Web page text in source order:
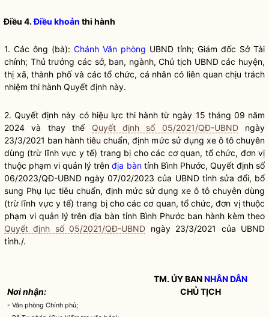
Điều 4.Điều khoản thi hành
1. Các ông (bà): Chánh Văn phòng UBND tỉnh; Giám đốc Sở Tài
chính; Thủ trưởng các sở, ban, ngành, Chủ tịch UBND các huyện,
thị xã, thành phố và các tổ chức, cá nhân có liên quan chịu trách
nhiệm thi hành Quyết định này.
2. Quyết định này có hiệu lực thi hành từ ngày 15 tháng 09 năm
2024 và thay thế Quyết định số 05/2021/QĐ-UBNDngày
23/3/2021 ban hành tiêu chuẩn, định mức sử dụng xe ô tô chuyên
dùng (trừ lĩnh vực y tế) trang bị cho các cơ quan, tổ chức, đơn vị
thuộc phạm vi quản lý trênđịa bàntỉnh Bình Phước, Quyết định số
06/2023/QĐ-UBND ngày 07/02/2023 của UBND tỉnh sửa đổi, bổ
sung Phụ lục tiêu chuẩn, định mức sử dụng xe ô tô chuyên dùng
(trừ lĩnh vực y tế) trang bị cho các cơ quan, tổ chức, đơn vị thuộc
phạm vi quản lý trênđịa bàn tỉnh Bình Phước ban hành kèm theo
Quyết định số 05/2021/QĐ-UBND ngày 23/3/2021 của UBND
tỉnh./.
Nơi nhận:
- Văn phòng Chính phủ;
TM. ỦY BANNHÂN DÂN
CHỦ TỊCH